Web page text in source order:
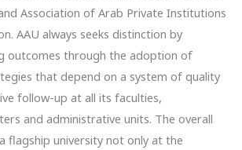
Association of Arab Private Institutions
AAU always seeks distinction by
outcomes through the adoption of
that depend on a system of quality
follow-up at all its faculties,
and administrative units. The overall
flagship university not only at the